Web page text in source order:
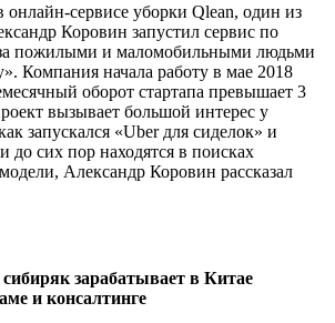
сервисе уборки Qlean, один из
Коровин запустил сервис по
пожилыми и маломобильными людьми
Компания начала работу в мае 2018
оборот стартапа превышает 3
вызывает большой интерес у
запускался «Uber для сиделок» и
до сих пор находятся в поисках
Александр Коровин рассказал
зарабатывает в Китае
и консалтинге